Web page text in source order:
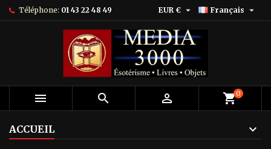
Téléphone: 01 43 22 48 49 Français 
EUR € 
   shopping_cart0
ACCUEIL